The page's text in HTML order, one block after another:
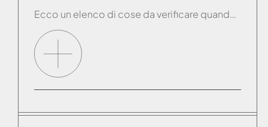
Ecco un elenco di cose da verificare quando si presenta questa casistica: -Verificare che L’SSID e la password del router non siano cambiate rispetto alla prima connessione. -Posizionarsi vicino al prodotto ed usare un altro smartphone o tablet per connettersi al router WiFi e verificare che ci sia connettività internet. Il segnale WiFI deve essere […]